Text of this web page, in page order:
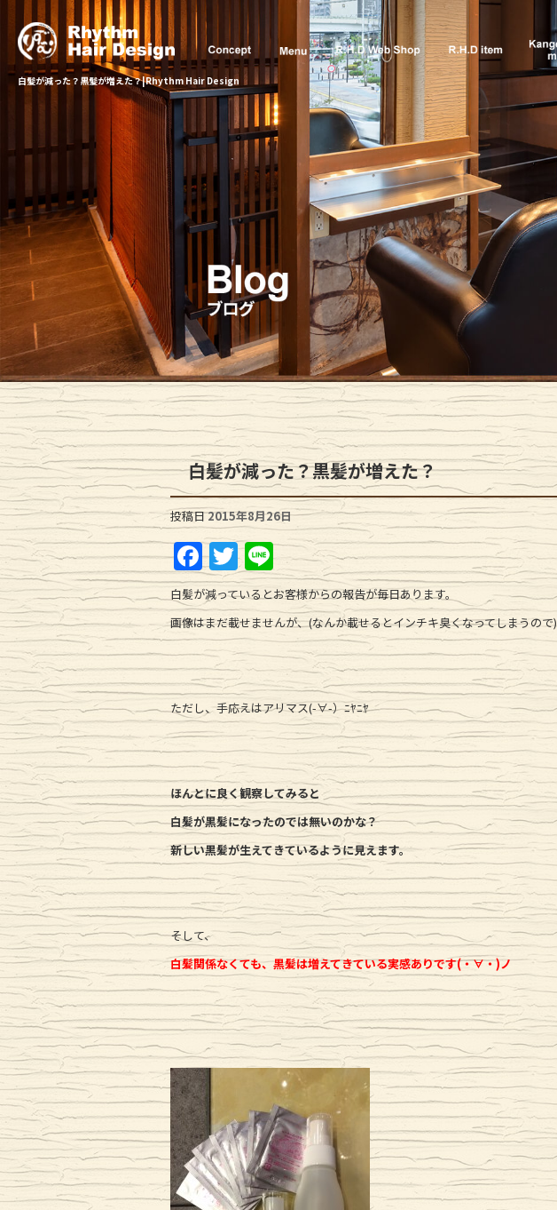
白髪が減った？黒髪が増えた？|Rhythm Hair Design
白髪が減った？黒髪が増えた？
投稿日2015年8月26日
F
a
c
e
b
o
o
k
T
w
it
te
r
Li
n
e
白髪が減っているとお客様からの報告が毎日あります。
画像はまだ載せませんが、(なんか載せるとインチキ臭くなってしまうので)
ただし、手応えはアリマス(-∀-）ﾆﾔﾆﾔ
ほんとに良く観察してみると
白髪が黒髪になったのでは無いのかな？
新しい黒髪が生えてきているように見えます。
そして、
白髪関係なくても、黒髪は増えてきている実感ありです(・∀・)ノ